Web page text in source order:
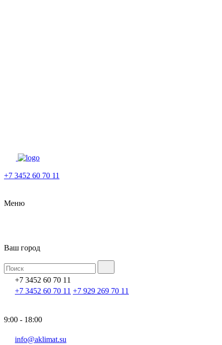
+7 3452 60 70 11
Меню
Ваш город
+7 3452 60 70 11
+7 3452 60 70 11 +7 929 269 70 11
9:00 - 18:00
info@aklimat.su